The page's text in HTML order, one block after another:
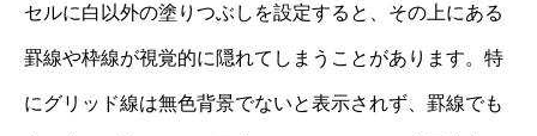
セルに白以外の塗りつぶしを設定すると、その上にある
罫線や枠線が視覚的に隠れてしまうことがあります。特
にグリッド線は無色背景でないと表示されず、罫線でも